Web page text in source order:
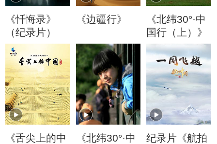
《忏悔录》
（纪录片）
《边疆行》
《北纬30°·中
国行（上）》
《舌尖上的中
《北纬30°·中
纪录片《航拍